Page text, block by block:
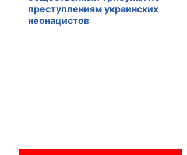
преступлениям украинских
неонацистов